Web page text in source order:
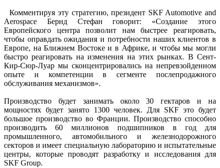
Комментируя эту стратегию, президент SKF Automotive and
Aerospace Бернд Стефан говорит: «Создание этого
Европейского центра позволит нам быстрее реагировать,
чтобы оправдать ожидания и потребности наших клиентов в
Европе, на Ближнем Востоке и в Африке, и чтобы мы могли
быстро реагировать на изменения на этих рынках. В Сент-
Кир-Сюр-Луар мы сконцентрировались на непревзойденном
опыте и компетенции в сегменте послепродажного
обслуживания механизмов».
Производство будет занимать около 30 гектаров и на
мощностях будет занято 1300 человек. Для SKF это будет
большое производство во Франции. Производство способно
производить 60 миллионов подшипников в год для
промышленного, автомобильного и железнодорожного
секторов и имеет специальную лабораторию и испытательные
центры, которые проводят разработку и исследования для
SKF Group.